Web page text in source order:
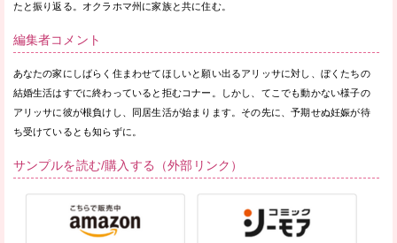
たと振り返る。オクラホマ州に家族と共に住む。
編集者コメント
あなたの家にしばらく住まわせてほしいと願い出るアリッサに対し、ぼくたちの
結婚生活はすでに終わっていると拒むコナー。しかし、てこでも動かない様子の
アリッサに彼が根負けし、同居生活が始まります。その先に、予期せぬ妊娠が待
ち受けているとも知らずに。
サンプルを読む/購入する（外部リンク）